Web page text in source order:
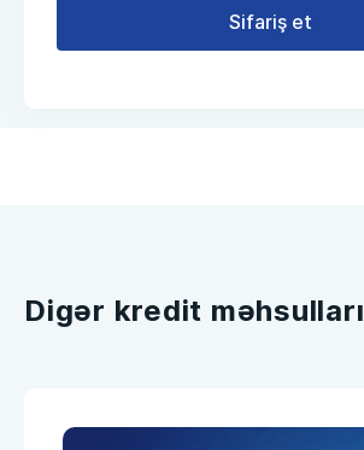
Sifariş et
Digər kredit məhsulları